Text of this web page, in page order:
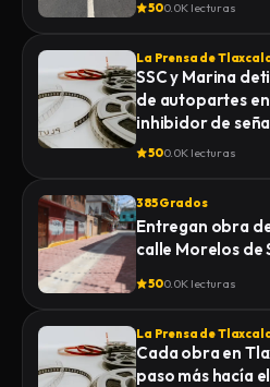
500.0K lecturas
La Prensa de
SSC y Marina
de autopartes
inhibidor de
500.0K lecturas
385 Grados
Entregan obra
calle Morelos de
500.0K lecturas
La Prensa de
Cada obra en
paso más hacía